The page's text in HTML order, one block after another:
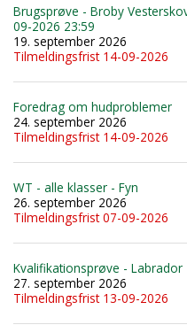
Brugsprøve - Broby
09-2026 23:59
19. september 2026
Tilmeldingsfrist 14-09-2026
Foredrag om hudproblemer
24. september 2026
Tilmeldingsfrist 14-09-2026
WT - alle klasser - Fyn
26. september 2026
Tilmeldingsfrist 07-09-2026
Kvalifikationsprøve - Labrador
27. september 2026
Tilmeldingsfrist 13-09-2026